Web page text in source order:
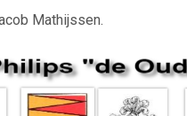
Mathijssen.